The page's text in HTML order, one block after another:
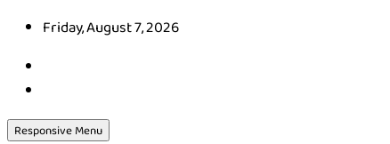
Skip
content
Friday, August 7, 2026
Responsive Menu